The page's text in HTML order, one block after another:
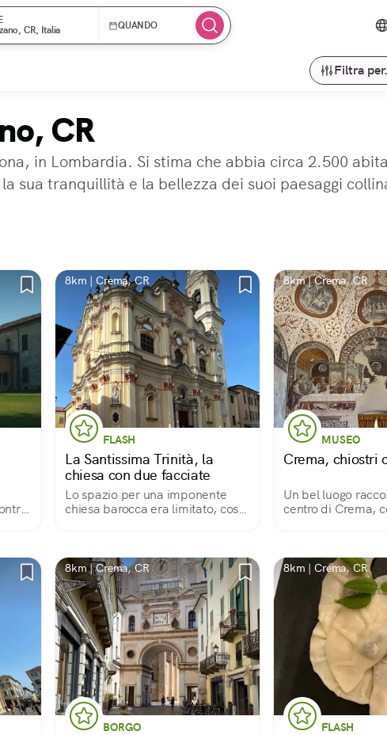
CR, Italia
QUANDO
Filtra
CR
in Lombardia. Si stima che abbia circa 2.500
sua tranquillità e la bellezza dei suoi paesaggi
8km | Crema, CR
FLASH
La Santissima Trinità, la
chiesa con due facciate
Lo spazio per una imponente
chiesa barocca era limitato, così
8km | Crema, CR
MUSEO
Crema, chiostri
Un bel luogo
centro di Crema,
8km | Crema, CR
BORGO
8km | Crema, CR
FLASH